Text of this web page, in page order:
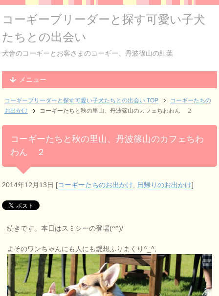
コーギーブリーダーと探す可愛い子犬
たちとの出会い
犬舎のコーギーとお客さまのコーギー、丹波篠山の紅葉
メニュー
コーギーブリーダーと探す可愛い子犬たちとの出会い TOP
コーギーたちの
お出かけ
コーギーたちと秋の里山、丹波篠山のカフェちわわん ２
コーギーたちと秋の里山、丹波篠山のカフェちわ
わん ２
2014年12月13日 [コーギーたちのお出かけ, 日帰りのお出かけ]
続きです。本日はスミシーの登場(^^)/
よそのワンちゃんにも人にも愛想ふりまくり^_^;